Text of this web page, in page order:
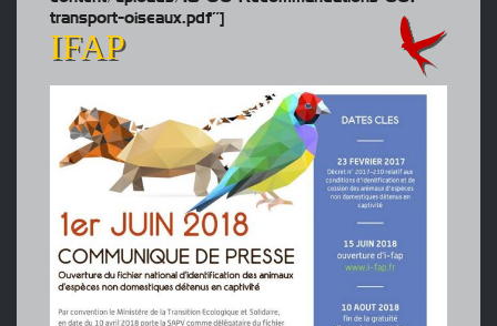
transport-oiseaux.pdf”]
IFAP